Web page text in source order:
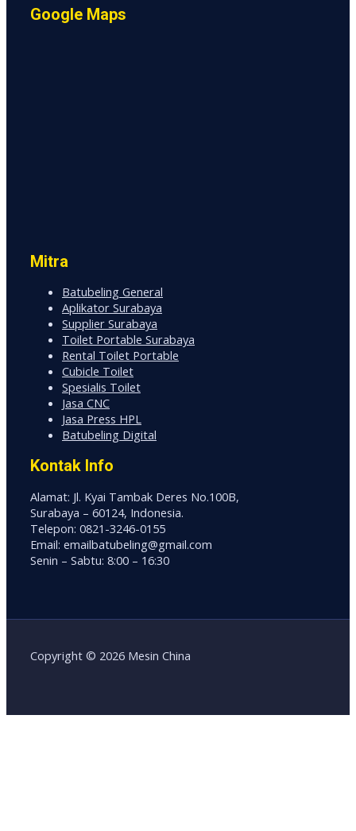
Google Maps
Mitra
Batubeling General
Aplikator Surabaya
Supplier Surabaya
Toilet Portable Surabaya
Rental Toilet Portable
Cubicle Toilet
Spesialis Toilet
Jasa CNC
Jasa Press HPL
Batubeling Digital
Kontak Info
Alamat: Jl. Kyai Tambak Deres No.100B,
Surabaya – 60124, Indonesia.
Telepon: 0821-3246-0155
Email: emailbatubeling@gmail.com
Senin – Sabtu: 8:00 – 16:30
Copyright © 2026 Mesin China